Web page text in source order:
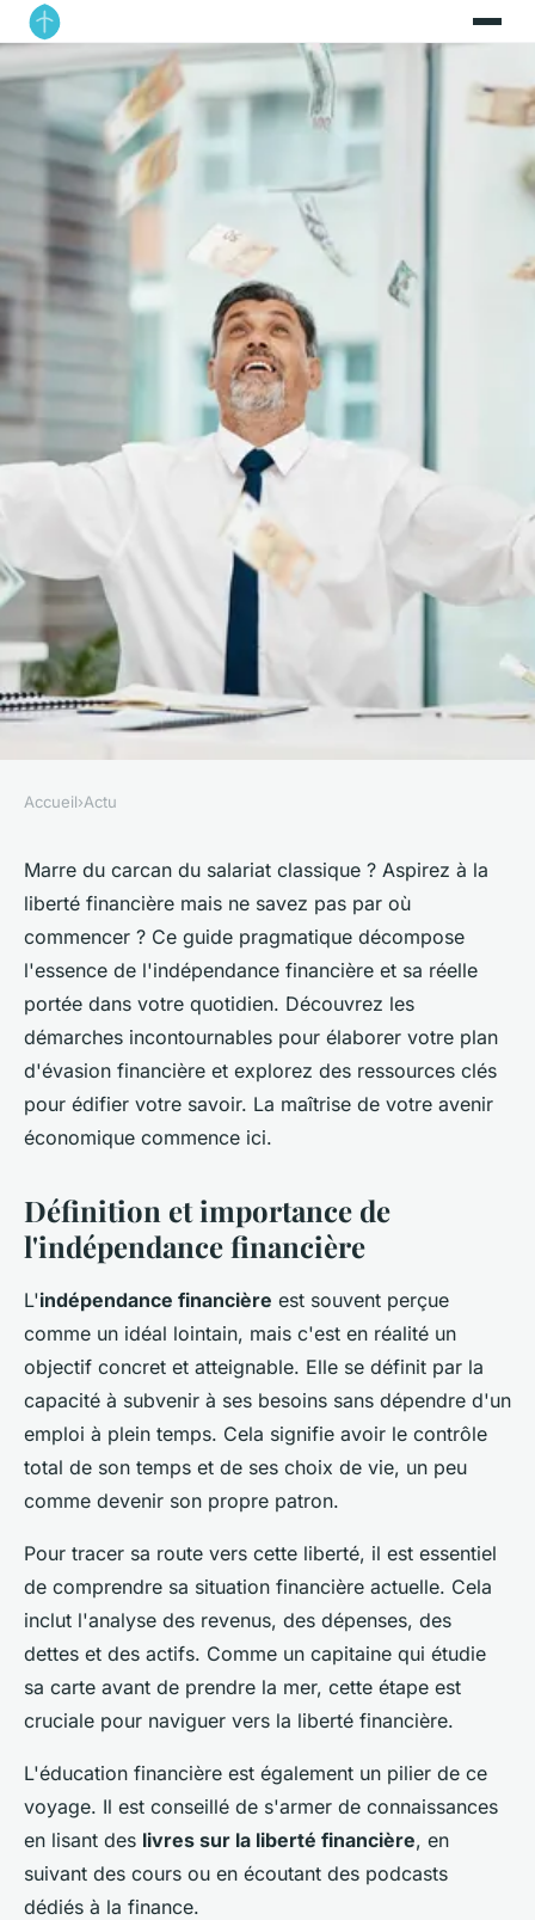
Liberté financière : comment
se libérer du modèle salarial
traditionnel
clarice• 23 avril 2024•3 min de lecture
Accueil›Actu
Marre du carcan du salariat classique ? Aspirez à la
liberté financière mais ne savez pas par où
commencer ? Ce guide pragmatique décompose
l'essence de l'indépendance financière et sa réelle
portée dans votre quotidien. Découvrez les
démarches incontournables pour élaborer votre plan
d'évasion financière et explorez des ressources clés
pour édifier votre savoir. La maîtrise de votre avenir
économique commence ici.
Définition et importance de
l'indépendance financière
L'indépendance financière est souvent perçue
comme un idéal lointain, mais c'est en réalité un
objectif concret et atteignable. Elle se définit par la
capacité à subvenir à ses besoins sans dépendre d'un
emploi à plein temps. Cela signifie avoir le contrôle
total de son temps et de ses choix de vie, un peu
comme devenir son propre patron.
Pour tracer sa route vers cette liberté, il est essentiel
de comprendre sa situation financière actuelle. Cela
inclut l'analyse des revenus, des dépenses, des
dettes et des actifs. Comme un capitaine qui étudie
sa carte avant de prendre la mer, cette étape est
cruciale pour naviguer vers la liberté financière.
L'éducation financière est également un pilier de ce
voyage. Il est conseillé de s'armer de connaissances
en lisant des livres sur la liberté financière, en
suivant des cours ou en écoutant des podcasts
dédiés à la finance.